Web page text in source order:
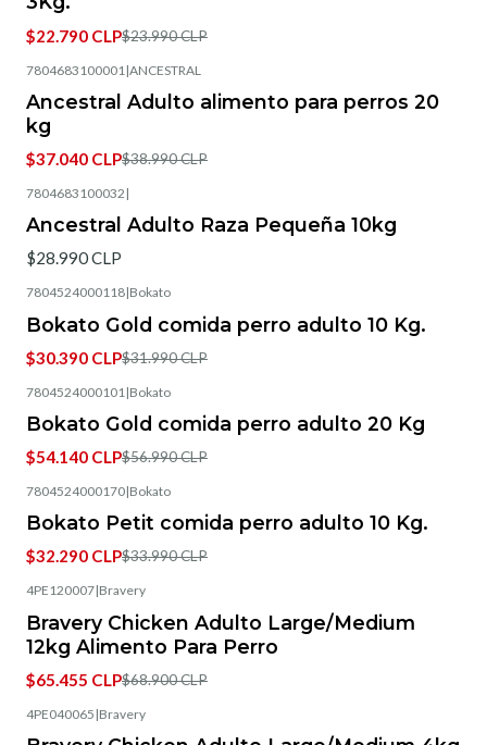
$22.790 CLP$23.990 CLP
7804683100001 |ANCESTRAL
Ancestral Adulto alimento para perros 20
kg
$37.040 CLP$38.990 CLP
7804683100032 |
Ancestral Adulto Raza Pequeña 10kg
$28.990 CLP
7804524000118|Bokato
Bokato Gold comida perro adulto 10 Kg.
$30.390 CLP$31.990 CLP
7804524000101 |Bokato
Bokato Gold comida perro adulto 20 Kg
$54.140 CLP$56.990 CLP
7804524000170|Bokato
Bokato Petit comida perro adulto 10 Kg.
$32.290 CLP$33.990 CLP
4PE120007|Bravery
Bravery Chicken Adulto Large/Medium
12kg Alimento Para Perro
$65.455 CLP$68.900 CLP
4PE040065 |Bravery